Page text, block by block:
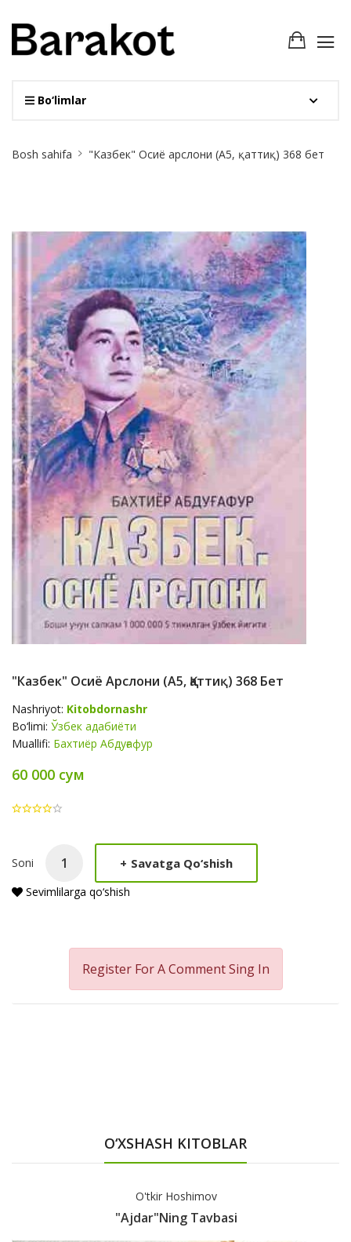
Bo‘limlar
Breadcrumb
Bosh sahifa "Казбек" Осиё арслони (А5, қаттиқ) 368 бет
"Казбек" Осиё Арслони (А5, Қаттиқ) 368 Бет
Nashriyot: Kitobdornashr
Bo‘limi: Ўзбек адабиёти
Muallifi: Бахтиёр Абдуғафур
60 000 сум
Product
Summery
Soni + Savatga Qo‘shish
Sevimlilarga qo‘shish
Register For A CommentSing In
O‘XSHASH KITOBLAR
O'tkir Hoshimov
"Ajdar"ning Tavbasi